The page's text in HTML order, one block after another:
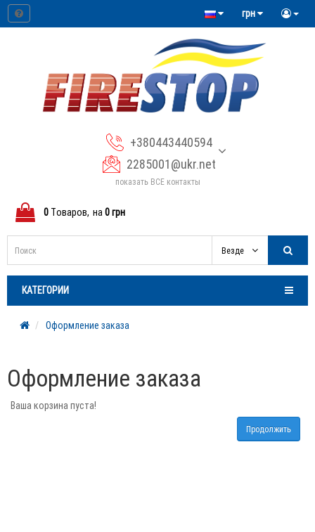
грн
+380443440594
2285001@ukr.net
показать ВСЕ контакты
0 Tоваров, на0 грн
Везде
КАТЕГОРИИ
Оформление заказа
Оформление заказа
Ваша корзина пуста!
Продолжить